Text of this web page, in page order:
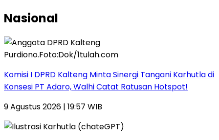
Nasional
Komisi I DPRD Kalteng Minta Sinergi Tangani Karhutla di
Konsesi PT Adaro, Walhi Catat Ratusan Hotspot!
9 Agustus 2026 | 19:57 WIB